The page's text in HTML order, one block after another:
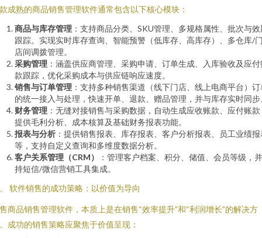
成熟的商品销售管理软件通常包含以下核心模块：
商品与库存管理 ：支持商品分类、SKU管理、多规格属性、批次与
跟踪。实现实时库存查询、智能预警（低库存、高库存）、多仓库/
店间调拨管理。
采购管理 ：涵盖供应商管理、采购申请、订单生成、入库验收及应付
款跟踪，优化采购成本与供应链响应速度。
销售与订单管理 ：支持多种销售渠道（线下门店、线上电商平台）订
的统一接入与处理，快速开单、退款、赠品管理，并与库存实时同步
财务管理 ：无缝对接销售与采购数据，自动生成应收账款、应付账款
提供毛利分析、成本核算及基础财务报表功能。
报表与分析 ：提供销售报表、库存报表、客户分析报表、员工业绩报
等，支持自定义查询和多维度数据分析。
客户关系管理（CRM）
：管理客户档案、积分、储值、会员等级，
持短信/微信营销工具集成。
软件销售的成功策略：以价值为导向
商品销售管理软件，本质上是在销售“效率提升”和“利润增长”的解决方
成功的销售策略应聚焦于价值呈现：